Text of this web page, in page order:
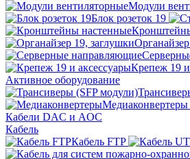
Модули
Блок розеток 19
Крепеж 19 и
Активное оборудование
Медиаконвертеры
Кабели DAC и AOC
Кабель
Кабель FTP